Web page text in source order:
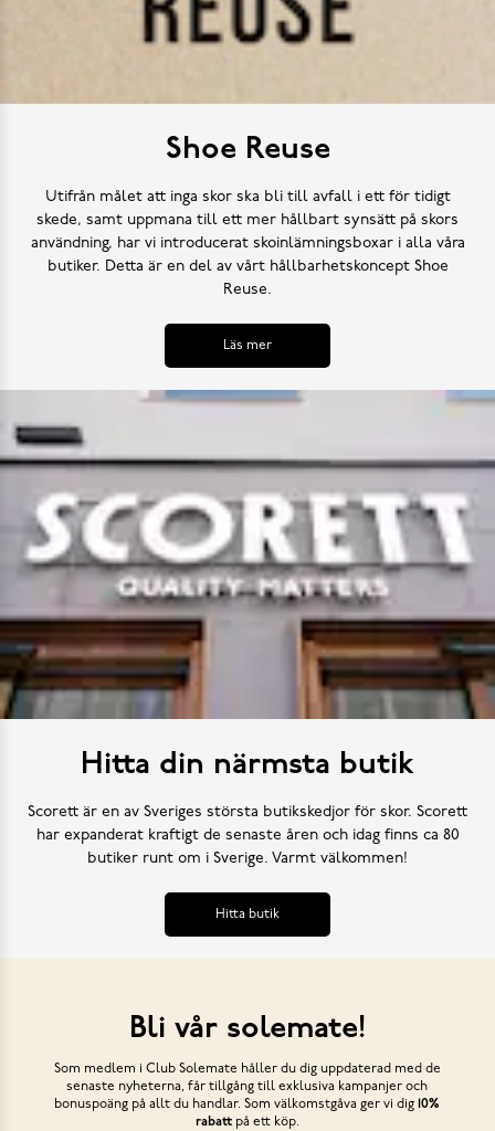
Shoe Reuse
Utifrån målet att inga skor ska bli till avfall i ett för tidigt
skede, samt uppmana till ett mer hållbart synsätt på skors
användning, har vi introducerat skoinlämningsboxar i alla våra
butiker. Detta är en del av vårt hållbarhetskoncept Shoe
Reuse.
Läs mer
Hitta din närmsta butik
Scorett är en av Sveriges största butikskedjor för skor. Scorett
har expanderat kraftigt de senaste åren och idag finns ca 80
butiker runt om i Sverige. Varmt välkommen!
Hitta butik
Bli vår solemate!
Som medlem i Club Solemate håller du dig uppdaterad med de
senaste nyheterna, får tillgång till exklusiva kampanjer och
bonuspoäng på allt du handlar. Som välkomstgåva ger vi dig10%
rabattpå ett köp.